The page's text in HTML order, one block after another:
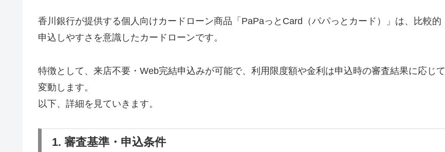
香川銀行が提供する個人向けカードローン商品「PaPaっとCard（パパっとカード）」は、比較的
申込しやすさを意識したカードローンです。
特徴として、来店不要・Web完結申込みが可能で、利用限度額や金利は申込時の審査結果に応じて
変動します。
以下、詳細を見ていきます。
1. 審査基準・申込条件